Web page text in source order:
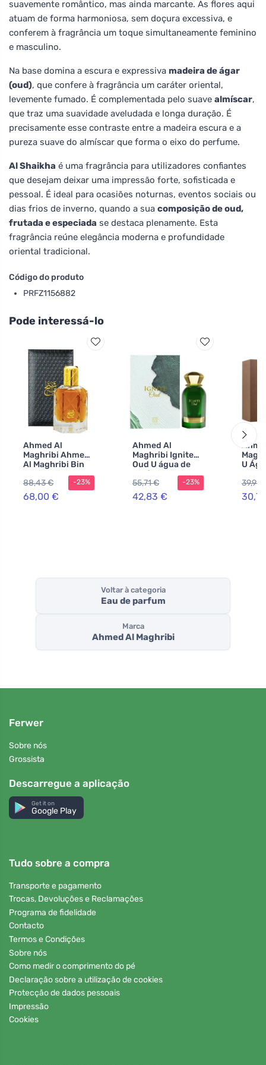
suavemente romântico, mas ainda marcante. As flores aqui
atuam de forma harmoniosa, sem doçura excessiva, e
conferem à fragrância um toque simultaneamente feminino
e masculino.
Na base domina a escura e expressiva madeira de ágar
(oud), que confere à fragrância um caráter oriental,
levemente fumado. É complementada pelo suave almíscar,
que traz uma suavidade aveludada e longa duração. É
precisamente esse contraste entre a madeira escura e a
pureza suave do almíscar que forma o eixo do perfume.
Al Shaikha é uma fragrância para utilizadores confiantes
que desejam deixar uma impressão forte, sofisticada e
pessoal. É ideal para ocasiões noturnas, eventos sociais ou
dias frios de inverno, quando a sua composição de oud,
frutada e especiada se destaca plenamente. Esta
fragrância reúne elegância moderna e profundidade
oriental tradicional.
Código do produto
PRFZ1156882
Pode interessá-lo
Ahmed Al
Maghribi Ahmed
Al Maghribi Bin
Shaikh extrato de
perfume
unissexo
88,43 €
68,00 €
-23%
Ahmed Al
Maghribi Ignite
Oud U água de
perfume
55,71 €
42,83 €
-23%
U
39,98
Voltar à categoria
Eau de parfum
Marca
Ahmed Al Maghribi
Ferwer
Sobre nós
Grossista
Descarregue a aplicação
Get it on
Google Play
Tudo sobre a compra
Transporte e pagamento
Trocas, Devoluções e Reclamações
Programa de fidelidade
Contacto
Termos e Condições
Sobre nós
Como medir o comprimento do pé
Declaração sobre a utilização de cookies
Protecção de dados pessoais
Impressão
Cookies